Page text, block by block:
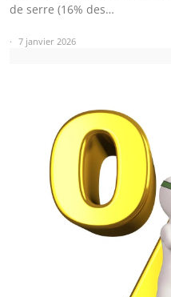
de serre (16% des…
7 janvier 2026